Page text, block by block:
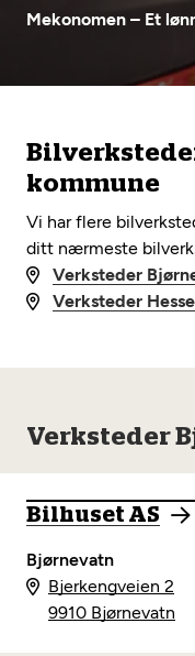
Diagnose/
Les mer
Fritt verkstedvalg
Nybilgaranti og
Mekonomen – Et
kommune
Vi har flere
ditt nærmeste
Verksteder
Verksteder
Verksteder
Bilhuset AS
Bjørnevatn
Bjerkengveien 2
9910 Bjørnevatn